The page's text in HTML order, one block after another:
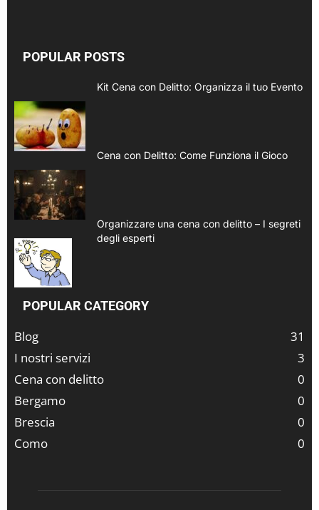
POPULAR POSTS
Kit Cena con Delitto: Organizza il tuo Evento
Cena con Delitto: Come Funziona il Gioco
Organizzare una cena con delitto – I segreti
degli esperti
POPULAR CATEGORY
Blog
31
I nostri servizi
3
Cena con delitto
0
Bergamo
0
Brescia
0
Como
0